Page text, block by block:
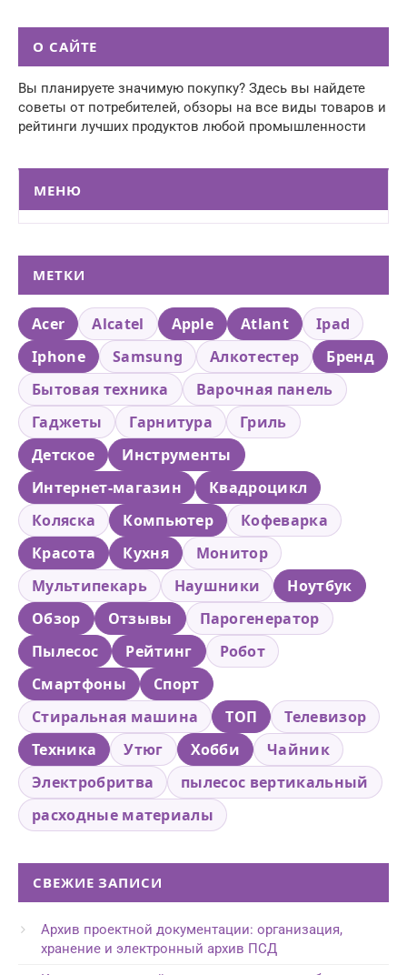
О САЙТЕ
Вы планируете значимую покупку? Здесь вы найдете
советы от потребителей, обзоры на все виды товаров и
рейтинги лучших продуктов любой промышленности
МЕНЮ
МЕТКИ
Acer Alcatel Apple Atlant
Ipad
Iphone
Samsung Алкотестер
Бренд
Бытовая техника
Варочная панель
Гаджеты
Гарнитура
Гриль
Детское
Инструменты
Интернет-магазин
Квадроцикл
Коляска
Компьютер
Кофеварка
Красота
Кухня
Монитор
Мультипекарь
Наушники
Ноутбук
Обзор
Отзывы
Парогенератор
Пылесос
Рейтинг
Робот
Смартфоны
Спорт
Стиральная машина
ТОП
Телевизор
Техника
Утюг Хобби
Чайник
Электробритва
пылесос вертикальный
расходные материалы
СВЕЖИЕ ЗАПИСИ
Архив проектной документации: организация,
хранение и электронный архив ПСД